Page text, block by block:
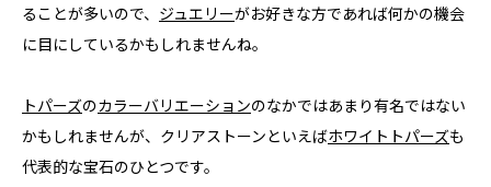
ることが多いので、 ジュエリーがお好きな方であれば何かの機会
に目にしているかもしれませんね。
トパーズのカラーバリエーションのなかではあまり有名ではない
かもしれませんが、クリアストーンといえばホワイトトパーズも
代表的な宝石のひとつです。